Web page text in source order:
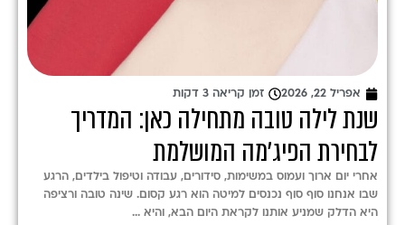
אפריל 22, 2026 זמן קריאה 3 דקות
שנת לילה טובה מתחילה כאן: המדריך
לבחירת הפיג'מה המושלמת
אחרי יום ארוך ועמוס במשימות, סידורים, עבודה וטיפול בילדים, הרגע
שבו אנחנו סוף סוף נכנסים למיטה הוא רגע קסום. שינה טובה ורציפה
היא הדלק שמניע אותנו לקראת היום הבא, והיא ...